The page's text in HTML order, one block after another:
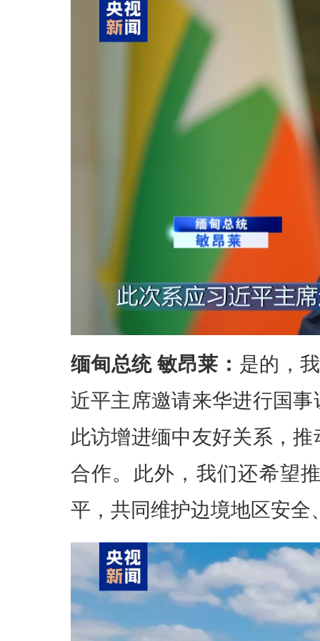
缅甸总统 敏昂莱： 是的，
近平主席邀请来华进行国
此访增进缅中友好关系，
合作。此外，我们还希望
平，共同维护边境地区安全